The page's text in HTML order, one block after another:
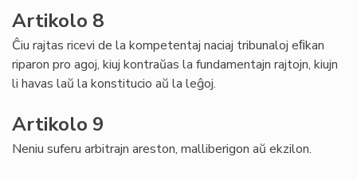
Artikolo 8
Ĉiu rajtas ricevi de la kompetentaj naciaj tribunaloj eﬁkan
riparon pro agoj, kiuj kontraŭas la fundamentajn rajtojn, kiujn
li havas laŭ la konstitucio aŭ la leĝoj.
Artikolo 9
Neniu suferu arbitrajn areston, malliberigon aŭ ekzilon.